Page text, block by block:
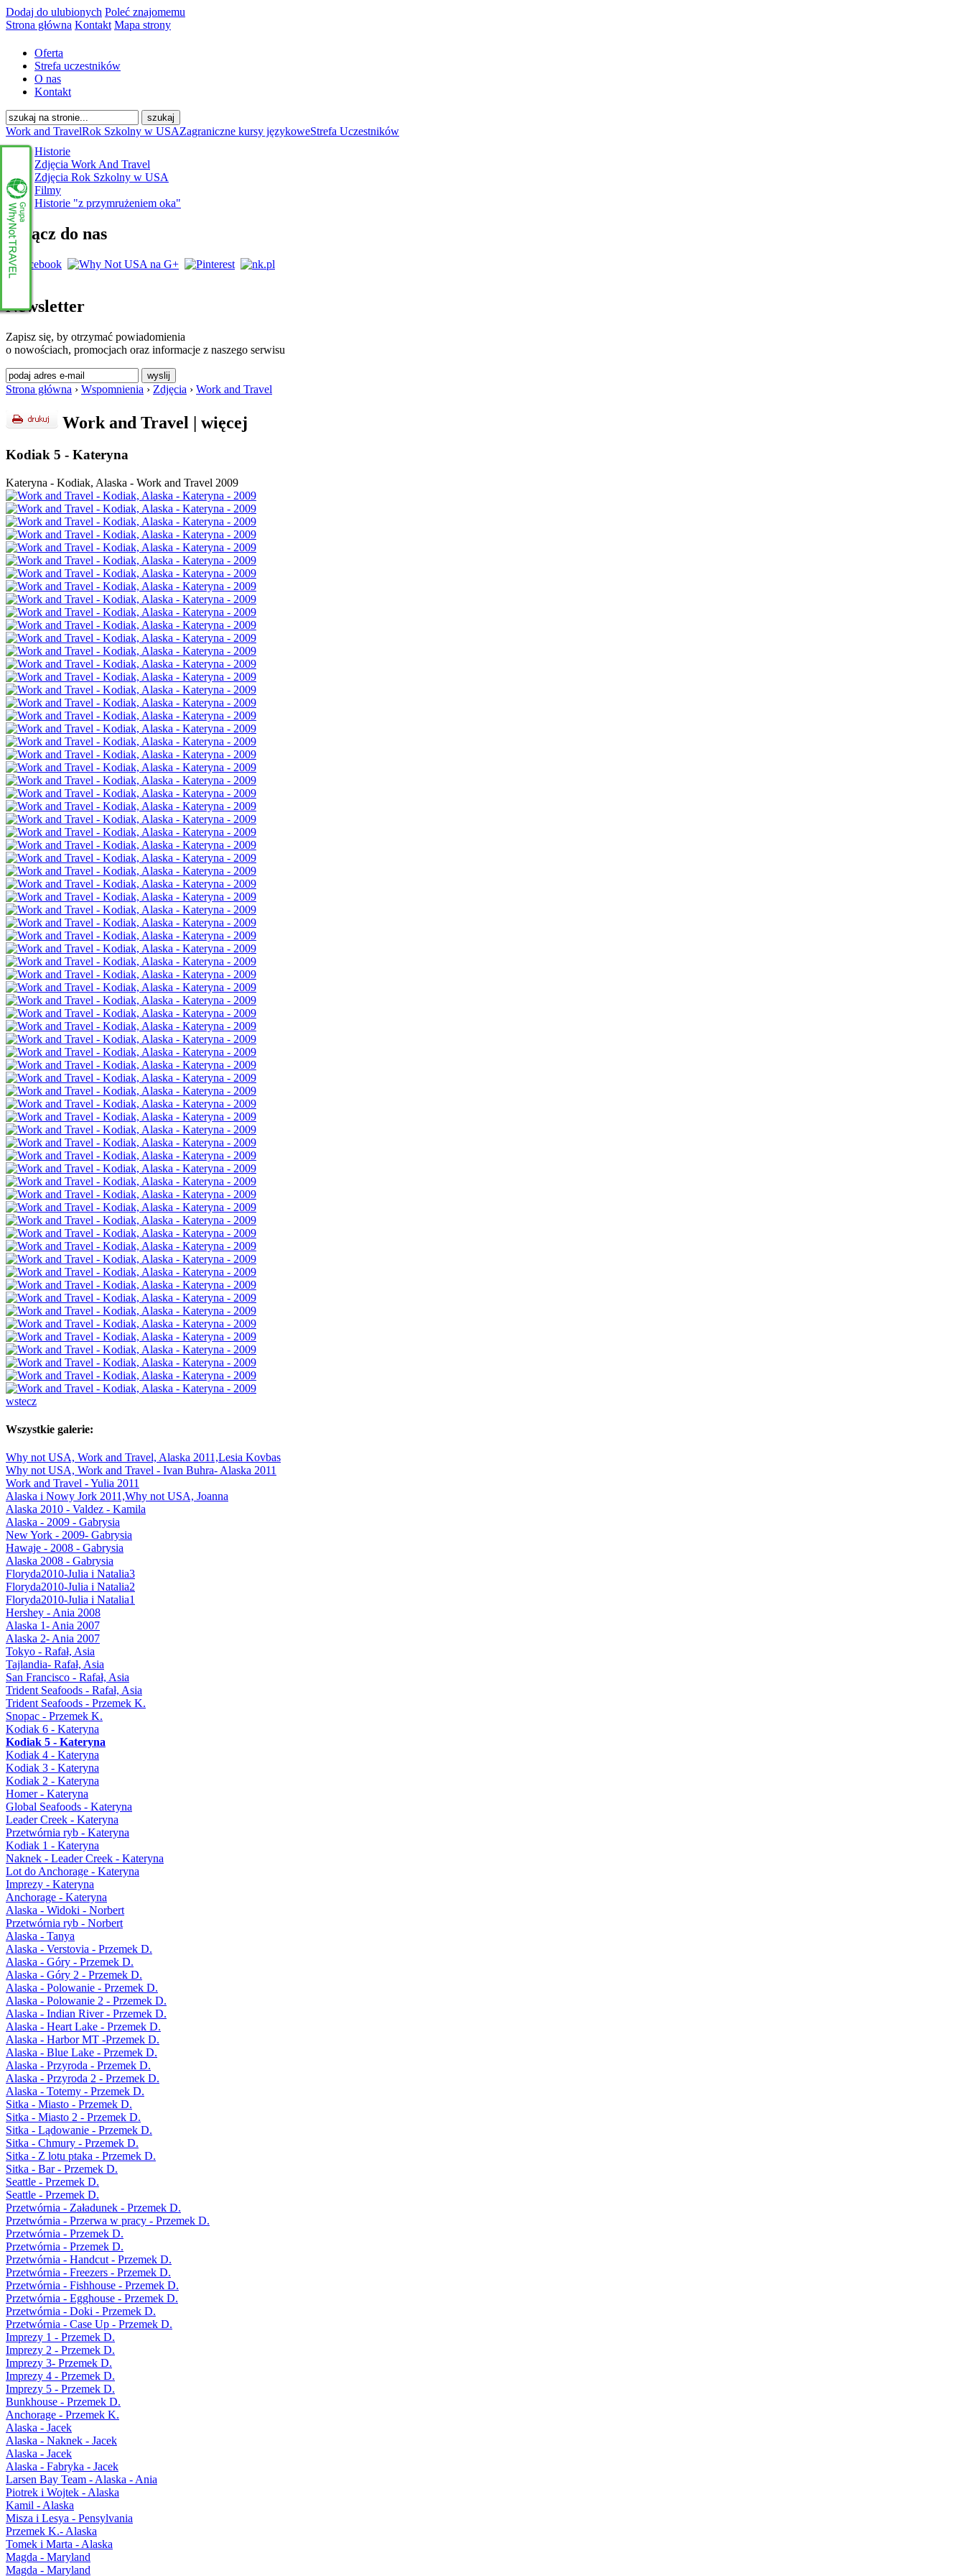
Dodaj do ulubionych Poleć znajomemu
Strona główna Kontakt Mapa strony
Oferta
Strefa uczestników
O nas
Kontakt
Work and TravelRok Szkolny w USAZagraniczne kursy językoweStrefa Uczestników
Historie
Zdjęcia Work And Travel
Zdjęcia Rok Szkolny w USA
Filmy
Historie "z przymrużeniem oka"
Dołącz do nas
Newsletter
Zapisz się, by otrzymać powiadomienia
o nowościach, promocjach oraz informacje z naszego serwisu
Strona główna › Wspomnienia › Zdjęcia › Work and Travel
Work and Travel | więcej
Kodiak 5 - Kateryna
Kateryna - Kodiak, Alaska - Work and Travel 2009
wstecz
Wszystkie galerie:
Why not USA, Work and Travel, Alaska 2011,Lesia Kovbas
Why not USA, Work and Travel - Ivan Buhra- Alaska 2011
Work and Travel - Yulia 2011
Alaska i Nowy Jork 2011,Why not USA, Joanna
Alaska 2010 - Valdez - Kamila
Alaska - 2009 - Gabrysia
New York - 2009- Gabrysia
Hawaje - 2008 - Gabrysia
Alaska 2008 - Gabrysia
Floryda2010-Julia i Natalia3
Floryda2010-Julia i Natalia2
Floryda2010-Julia i Natalia1
Hershey - Ania 2008
Alaska 1- Ania 2007
Alaska 2- Ania 2007
Tokyo - Rafał, Asia
Tajlandia- Rafał, Asia
San Francisco - Rafał, Asia
Trident Seafoods - Rafał, Asia
Trident Seafoods - Przemek K.
Snopac - Przemek K.
Kodiak 6 - Kateryna
Kodiak 5 - Kateryna
Kodiak 4 - Kateryna
Kodiak 3 - Kateryna
Kodiak 2 - Kateryna
Homer - Kateryna
Global Seafoods - Kateryna
Leader Creek - Kateryna
Przetwórnia ryb - Kateryna
Kodiak 1 - Kateryna
Naknek - Leader Creek - Kateryna
Lot do Anchorage - Kateryna
Imprezy - Kateryna
Anchorage - Kateryna
Alaska - Widoki - Norbert
Przetwórnia ryb - Norbert
Alaska - Tanya
Alaska - Verstovia - Przemek D.
Alaska - Góry - Przemek D.
Alaska - Góry 2 - Przemek D.
Alaska - Polowanie - Przemek D.
Alaska - Polowanie 2 - Przemek D.
Alaska - Indian River - Przemek D.
Alaska - Heart Lake - Przemek D.
Alaska - Harbor MT -Przemek D.
Alaska - Blue Lake - Przemek D.
Alaska - Przyroda - Przemek D.
Alaska - Przyroda 2 - Przemek D.
Alaska - Totemy - Przemek D.
Sitka - Miasto - Przemek D.
Sitka - Miasto 2 - Przemek D.
Sitka - Lądowanie - Przemek D.
Sitka - Chmury - Przemek D.
Sitka - Z lotu ptaka - Przemek D.
Sitka - Bar - Przemek D.
Seattle - Przemek D.
Seattle - Przemek D.
Przetwórnia - Załadunek - Przemek D.
Przetwórnia - Przerwa w pracy - Przemek D.
Przetwórnia - Przemek D.
Przetwórnia - Przemek D.
Przetwórnia - Handcut - Przemek D.
Przetwórnia - Freezers - Przemek D.
Przetwórnia - Fishhouse - Przemek D.
Przetwórnia - Egghouse - Przemek D.
Przetwórnia - Doki - Przemek D.
Przetwórnia - Case Up - Przemek D.
Imprezy 1 - Przemek D.
Imprezy 2 - Przemek D.
Imprezy 3- Przemek D.
Imprezy 4 - Przemek D.
Imprezy 5 - Przemek D.
Bunkhouse - Przemek D.
Anchorage - Przemek K.
Alaska - Jacek
Alaska - Naknek - Jacek
Alaska - Jacek
Alaska - Fabryka - Jacek
Larsen Bay Team - Alaska - Ania
Piotrek i Wojtek - Alaska
Kamil - Alaska
Misza i Lesya - Pensylvania
Przemek K.- Alaska
Tomek i Marta - Alaska
Magda - Maryland
Magda - Maryland
www.whynottravel.pl